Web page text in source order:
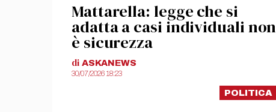
Mattarella: legge che si
adatta a casi individuali non
è sicurezza
di ASKANEWS
30/07/2026 18:23
POLITICA